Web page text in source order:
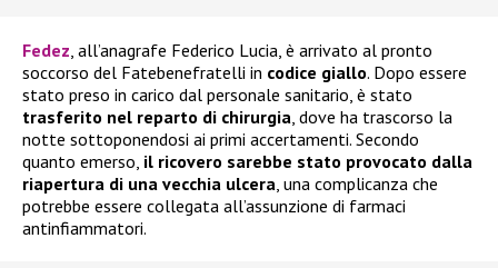
Fedez , all’anagrafe Federico Lucia, è arrivato al pronto
soccorso del Fatebenefratelli in codice giallo. Dopo essere
stato preso in carico dal personale sanitario, è stato
trasferito nel reparto di chirurgia , dove ha trascorso la
notte sottoponendosi ai primi accertamenti. Secondo
quanto emerso, il ricovero sarebbe stato provocato dalla
riapertura di una vecchia ulcera , una complicanza che
potrebbe essere collegata all’assunzione di farmaci
antinfiammatori.